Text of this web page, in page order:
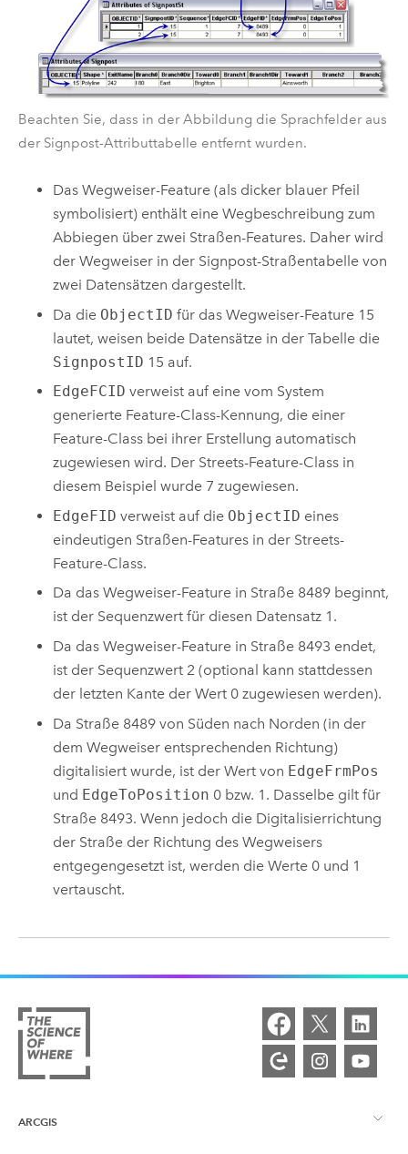
Beachten Sie, dass in der Abbildung die Sprachfelder aus
der Signpost-Attributtabelle entfernt wurden.
Das Wegweiser-Feature (als dicker blauer Pfeil
symbolisiert) enthält eine Wegbeschreibung zum
Abbiegen über zwei Straßen-Features. Daher wird
der Wegweiser in der Signpost-Straßentabelle von
zwei Datensätzen dargestellt.
Da die ObjectID für das Wegweiser-Feature 15
lautet, weisen beide Datensätze in der Tabelle die
SignpostID 15 auf.
EdgeFCID verweist auf eine vom System
generierte Feature-Class-Kennung, die einer
Feature-Class bei ihrer Erstellung automatisch
zugewiesen wird. Der Streets-Feature-Class in
diesem Beispiel wurde 7 zugewiesen.
EdgeFID verweist auf die ObjectID eines
eindeutigen Straßen-Features in der Streets-
Feature-Class.
Da das Wegweiser-Feature in Straße 8489 beginnt,
ist der Sequenzwert für diesen Datensatz 1.
Da das Wegweiser-Feature in Straße 8493 endet,
ist der Sequenzwert 2 (optional kann stattdessen
der letzten Kante der Wert 0 zugewiesen werden).
Da Straße 8489 von Süden nach Norden (in der
dem Wegweiser entsprechenden Richtung)
digitalisiert wurde, ist der Wert von EdgeFrmPos
und EdgeToPosition 0 bzw. 1. Dasselbe gilt für
Straße 8493. Wenn jedoch die Digitalisierrichtung
der Straße der Richtung des Wegweisers
entgegengesetzt ist, werden die Werte 0 und 1
vertauscht.
ARCGIS